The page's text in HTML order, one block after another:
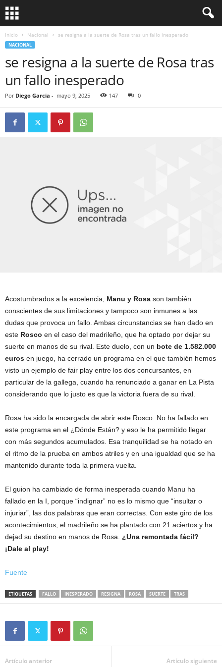
Inicio Nacional se resigna a la suerte de Rosa tras un fallo inesperado
NACIONAL
se resigna a la suerte de Rosa tras
un fallo inesperado
Por Diego Garcia - mayo 9, 2025 147 0
Acostumbrados a la excelencia, Manu y Rosa son también
conscientes de sus limitaciones y tampoco son inmunes a las
dudas que provoca un fallo. Ambas circunstancias se han dado en
este Rosco en el caso del madrileño, que ha optado por dejar su
suerte en manos de su rival. Este duelo, con un bote de 1.582.000
euros en juego, ha cerrado un programa en el que también hemos
visto un ejemplo de fair play entre los dos concursantes, en
particular de la gallega, cuando ha renunciado a ganar en La Pista
considerando que lo justo es que la victoria fuera de su rival.
Rosa ha sido la encargada de abrir este Rosco. No ha fallado en
este programa en el ¿Dónde Están? y eso le ha permitido llegar
con más segundos acumulados. Esa tranquilidad se ha notado en
el ritmo de la prueba en ambos atriles y en una igualdad que se ha
mantenido durante toda la primera vuelta.
El guion ha cambiado de forma inesperada cuando Manu ha
fallado en la I, porque “indignar” no es lo mismo que “insultar o
injuriar”, las dos palabras que eran correctas. Con este giro de los
acontecimientos, el madrileño se ha plantado con 21 aciertos y ha
dejad su destino en manos de Rosa. ¿Una remontada fácil?
¡Dale al play!
Fuente
ETIQUETAS FALLO INESPERADO RESIGNA ROSA SUERTE TRAS
Artículo anterior Artículo siguiente